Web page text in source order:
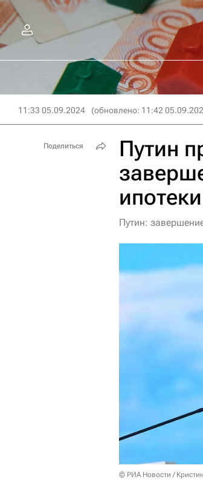
11:33 05.09.2024 (обновлено: 11:42
Путин
ипотеки
Путин:
© РИА Новости /
Поделиться